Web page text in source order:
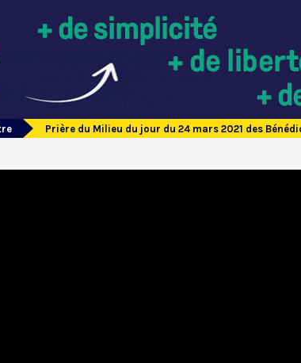
Prière du Milieu du jour du 24 mars 2021 des